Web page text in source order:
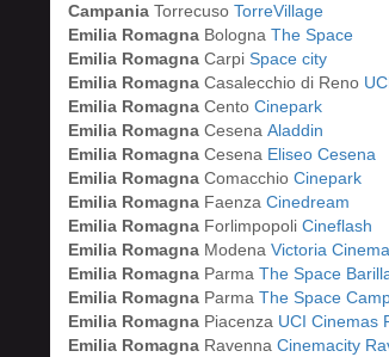
Campania Torrecuso TorreVillage
Emilia Romagna Bologna The Space
Emilia Romagna Carpi Space city
Emilia Romagna Casalecchio di Reno
Emilia Romagna Cento Cinepark
Emilia Romagna Cesena Aladdin
Emilia Romagna Cesena Eliseo Cesena
Emilia Romagna Comacchio Cinepark
Emilia Romagna Faenza Cinedream
Emilia Romagna Forlimpopoli Cineflash
Emilia Romagna Modena Victoria Cinema
Emilia Romagna Parma The Space
Emilia Romagna Parma The Space
Emilia Romagna Piacenza UCI Cinemas
Emilia Romagna Ravenna Cinemacity